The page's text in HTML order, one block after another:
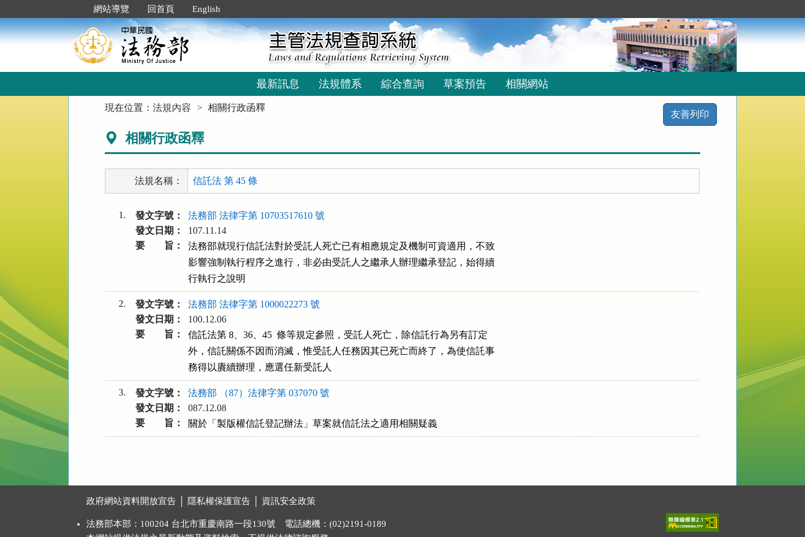
到
主
要
網站導覽 回首頁 English
最新訊息 法規體系 綜合查詢 草案預告 相關網站
現在位置：法規內容 相關行政函釋
友善列印
相關行政函釋
法規名稱： 信託法 第 45 條
1. 發文字號：
法務部 法律字第 10703517610 號
發文日期：
107.11.14
要 旨：
法務部就現行信託法對於受託人死亡已有相應規定及機制可資適用，不致
影響強制執行程序之進行，非必由受託人之繼承人辦理繼承登記，始得續
行執行之說明
2. 發文字號：
法務部 法律字第 1000022273 號
發文日期：
100.12.06
要 旨：
信託法第 8、36、45  條等規定參照，受託人死亡，除信託行為另有訂定
外，信託關係不因而消滅，惟受託人任務因其已死亡而終了，為使信託事
務得以賡續辦理，應選任新受託人
3. 發文字號：
法務部 （87）法律字第 037070 號
發文日期：
087.12.08
要 旨：
關於「製版權信託登記辦法」草案就信託法之適用相關疑義
政府網站資料開放宣告 隱私權保護宣告 資訊安全政策
法務部本部：100204 台北市重慶南路一段130號 電話總機：(02)2191-0189